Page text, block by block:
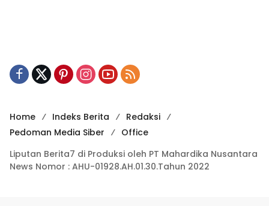
Home Indeks Berita
Redaksi
Pedoman Media Siber
Office
Liputan Berita7 di Produksi oleh PT Mahardika Nusantara
News Nomor : AHU-01928.AH.01.30.Tahun 2022